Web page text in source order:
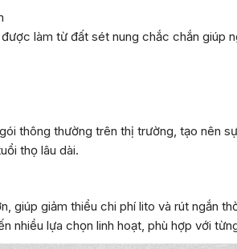
làm từ đất sét nung chắc chắn giúp
thông thường trên thị trường, tạo nên
thọ lâu dài.
giúp giảm thiểu chi phí lito và rút ngắn
nhiều lựa chọn linh hoạt, phù hợp với